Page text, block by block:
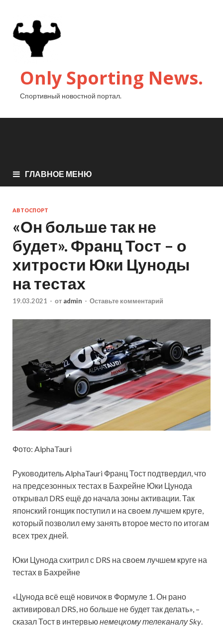
Only Sporting News.
Спортивный новостной портал.
ГЛАВНОЕ МЕНЮ
АВТОСПОРТ
«Он больше так не
будет». Франц Тост – о
хитрости Юки Цуноды
на тестах
19.03.2021 - от admin - Оставьте комментарий
Фото: AlphaTauri
Руководитель AlphaTauri Франц Тост подтвердил, что
на предсезонных тестах в Бахрейне Юки Цунода
открывал DRS ещё до начала зоны активации. Так
японский гонщик поступил и на своем лучшем круге,
который позволил ему занять второе место по итогам
всех трех дней.
Юки Цунода схитрил с DRS на своем лучшем круге на
тестах в Бахрейне
«Цунода всё ещё новичок в Формуле 1. Он рано
активировал DRS, но больше не будет так делать», –
сказал Тост в интервьюнемецкому телеканалу Sky